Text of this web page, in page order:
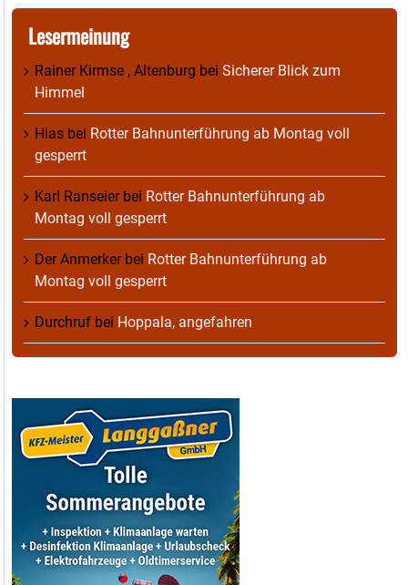
Lesermeinung
Rainer Kirmse , Altenburg bei Sicherer Blick zum
Himmel
Hias bei Rotter Bahnunterführung ab Montag voll
gesperrt
Karl Ranseierbei Rotter Bahnunterführung ab
Montag voll gesperrt
Der Anmerkerbei Rotter Bahnunterführung ab
Montag voll gesperrt
Durchruf bei Hoppala, angefahren